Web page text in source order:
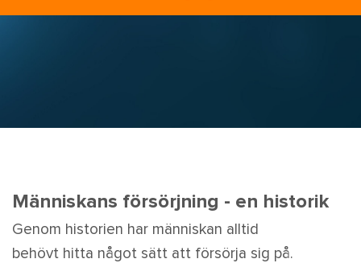
Människans försörjning - en historik
Genom historien har människan alltid
behövt hitta något sätt att försörja sig på.